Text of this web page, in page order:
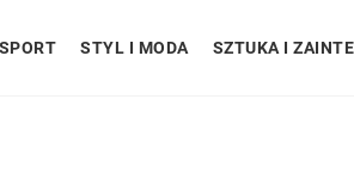
SPORT STYL I MODA SZTUKA I